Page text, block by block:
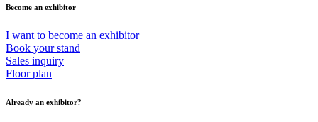
Become an exhibitor
I want to become an exhibitor
Book your stand
Sales inquiry
Floor plan
Already an exhibitor?